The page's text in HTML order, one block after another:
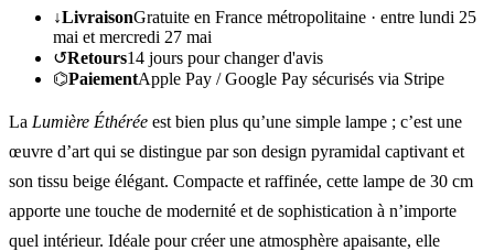
↓LivraisonGratuite en France métropolitaine · entre lundi 25
mai et mercredi 27 mai
↺Retours14 jours pour changer d'avis
⌬PaiementApple Pay / Google Pay sécurisés via Stripe
La Lumière Éthérée est bien plus qu’une simple lampe ; c’est une
œuvre d’art qui se distingue par son design pyramidal captivant et
son tissu beige élégant. Compacte et raffinée, cette lampe de 30 cm
apporte une touche de modernité et de sophistication à n’importe
quel intérieur. Idéale pour créer une atmosphère apaisante, elle